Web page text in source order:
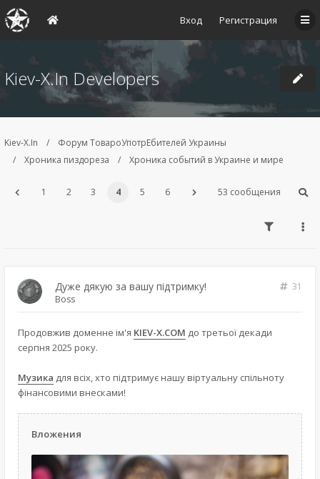
Вход Регистрация
Kiev-X.In Developers
Kiev-X.In
Форум ТовароУпотрЕбителей Украины
Хроника пиздореза
Хроника событий в Украине и мире
1 2 3 4 5 6 53 сообщения
Дуже дякую за вашу підтримку!
31
Boss
Продовжив доменне ім'я KIEV-X.COM до третьої декади
серпня 2025 року.
Музика для всіх, хто підтримує нашу віртуальну спільноту
фінансовими внесками!
Вложения